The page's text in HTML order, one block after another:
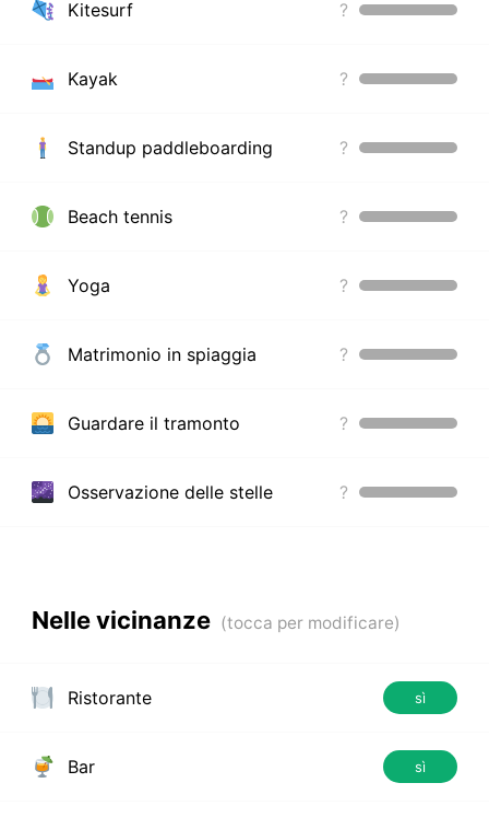
Kitesurf ?
Kayak ?
Standup paddleboarding ?
Beach tennis ?
Yoga ?
Matrimonio in spiaggia ?
Guardare il tramonto ?
Osservazione delle stelle ?
Nelle vicinanze
Ristorante sì
Bar sì